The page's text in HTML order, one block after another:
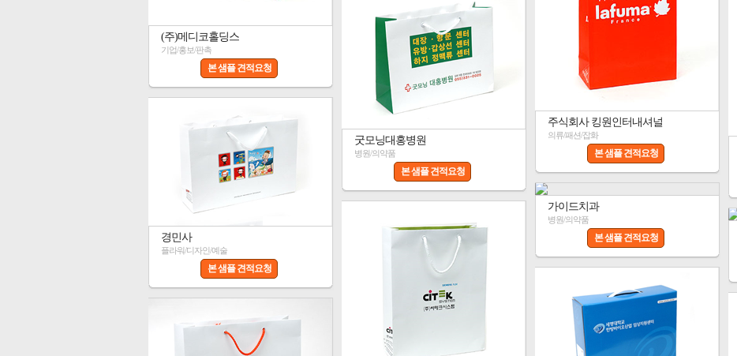
(주)메디코홀딩스
기업/홍보/판촉
본 샘플 견적요청
주식회사 킹원인터내셔널
의류/패션/잡화
본 샘플 견적요청
굿모닝대홍병원
병원/의약품
본 샘플 견적요청
경민사
플라워/디자인/예술
본 샘플 견적요청
가이드치과
병원/의약품
본 샘플 견적요청